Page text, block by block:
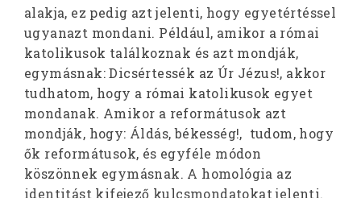
alakja, ez pedig azt jelenti, hogy egyetértéssel
ugyanazt mondani. Például, amikor a római
katolikusok találkoznak és azt mondják,
egymásnak: Dicsértessék az Úr Jézus!, akkor
tudhatom, hogy a római katolikusok egyet
mondanak. Amikor a reformátusok azt
mondják, hogy: Áldás, békesség!, tudom, hogy
ők reformátusok, és egyféle módon
köszönnek egymásnak. A homológia az
identitást kifejező kulcsmondatokat jelenti.